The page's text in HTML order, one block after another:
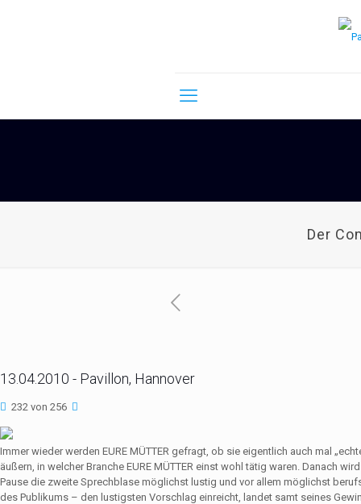
Der
13.04.2010 - Pavillon, Hannover
232 von 256
Immer wieder werden EURE MÜTTER gefragt, ob sie eigentlich auch mal
äußern, in welcher Branche EURE MÜTTER einst wohl tätig waren. Danach
Pause die zweite Sprechblase möglichst lustig und vor allem möglichst
des Publikums – den lustigsten Vorschlag einreicht, landet samt seines